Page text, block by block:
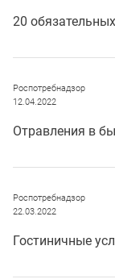
20
Роспотребнадзор
12.04.2022
Отравления в
Роспотребнадзор
22.03.2022
Гостиничные